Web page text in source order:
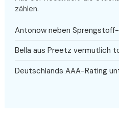
zählen.
Antonow neben
Bella aus Preetz vermutlich
Deutschlands AAA-Rating